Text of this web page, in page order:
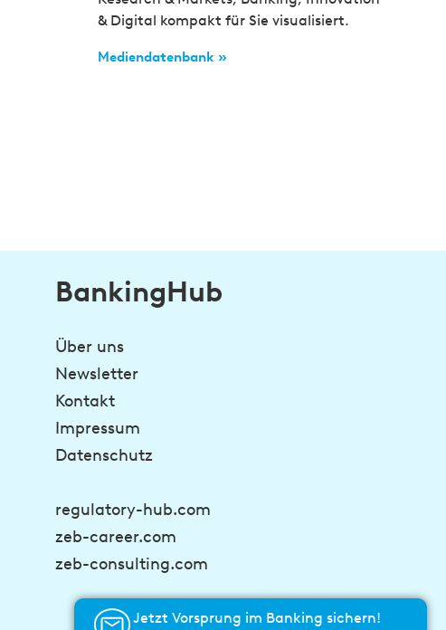
& Digital kompakt für Sie visualisiert.
Mediendatenbank »
BankingHub
Über uns
Newsletter
Kontakt
Impressum
Datenschutz
regulatory-hub.com
zeb-career.com
zeb-consulting.com
Jetzt Vorsprung im Banking sichern!